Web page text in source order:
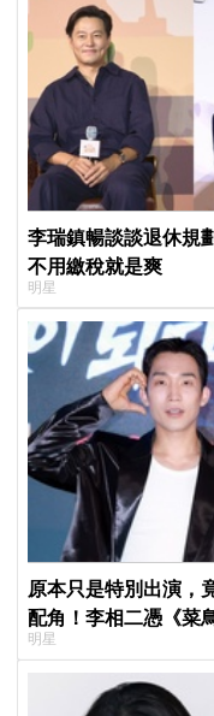
李瑞鎮暢談談退休規
不用繳稅就是爽
明星
原本只是特別出演，
配角！李相二憑《菜
演」傳奇
明星